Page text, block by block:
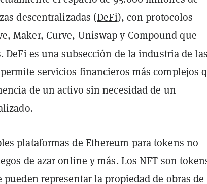
descentralizadas (DeFi), con protocolos
Maker, Curve, Uniswap y Compound que
DeFi es una subsección de la industria de las
servicios financieros más complejos
de un activo sin necesidad de un
plataformas de Ethereum para tokens no
de azar online y más. Los NFT son
representar la propiedad de obras de